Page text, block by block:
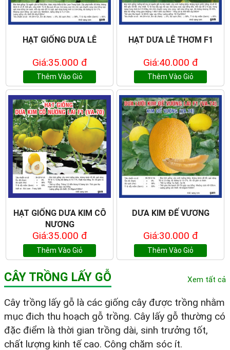
HẠT GIỐNG DƯA LÊ
Giá:35.000 đ
Thêm Vào Giỏ
HẠT DƯA LÊ THƠM F1
Giá:40.000 đ
Thêm Vào Giỏ
HẠT GIỐNG DƯA KIM CÔ
NƯƠNG
Giá:35.000 đ
Thêm Vào Giỏ
DƯA KIM ĐẾ VƯƠNG
Giá:30.000 đ
Thêm Vào Giỏ
CÂY TRỒNG LẤY GỖ Xem tất cả
Cây trồng lấy gỗ là các giống cây được trồng nhằm
mục đich thu hoạch gỗ trồng. Cây lấy gỗ thường có
đặc điểm là thời gian trồng dài, sinh trưởng tốt,
chất lượng kinh tế cao. Công chăm sóc ít.